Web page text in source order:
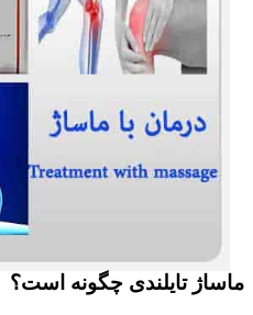
ماساژ تایلندی چگونه است؟